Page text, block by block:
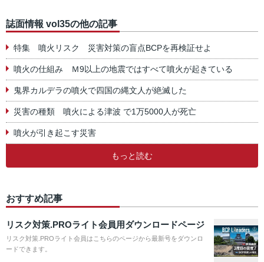
誌面情報 vol35の他の記事
特集 噴火リスク 災害対策の盲点BCPを再検証せよ
噴火の仕組み Ｍ9以上の地震ではすべて噴火が起きている
鬼界カルデラの噴火で四国の縄文人が絶滅した
災害の種類 噴火による津波 で1万5000人が死亡
噴火が引き起こす災害
もっと読む
おすすめ記事
リスク対策.PROライト会員用ダウンロードページ
リスク対策.PROライト会員はこちらのページから最新号をダウンロ
ードできます。